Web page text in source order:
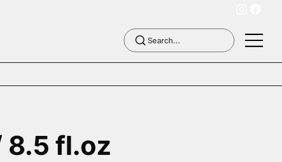
8.5 fl.oz